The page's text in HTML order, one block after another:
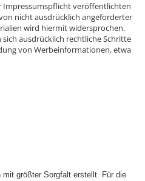
Impressumspflicht veröffentlichten
nicht ausdrücklich angeforderter
wird hiermit widersprochen.
ausdrücklich rechtliche Schritte
von Werbeinformationen, etwa
mit größter Sorgfalt erstellt. Für die